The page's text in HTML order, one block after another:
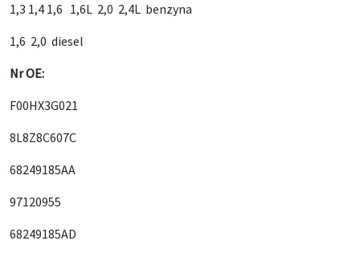
1,3 1,4 1,6 1,6L 2,0 2,4L benzyna
1,6 2,0 diesel
Nr OE:
F00HX3G021
8L8Z8C607C
68249185AA
97120955
68249185AD